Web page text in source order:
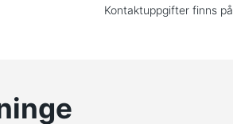
Kontaktuppgifter finns på